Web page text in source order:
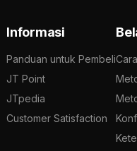
Informasi
Panduan untuk Pembeli
JT Point
JTpedia
Customer Satisfaction